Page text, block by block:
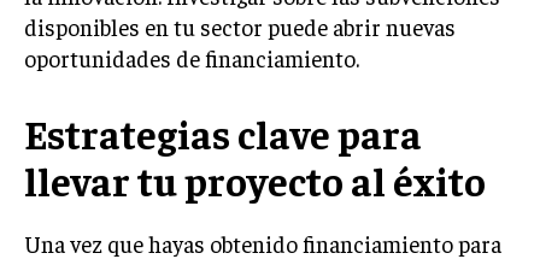
GESTIÓN DE LA EXPERIENCIA DEL CLIENTE
MÁS
GESTIÓN DE PROYECTOS
GESTIÓN DE OPERACIONES Y CADENA DE
SUMINISTRO
LOGÍSTICA EMPRESARIAL
disponibles en tu sector puede abrir nuevas
oportunidades de financiamiento.
Estrategias clave para
llevar tu proyecto al éxito
Una vez que hayas obtenido financiamiento para